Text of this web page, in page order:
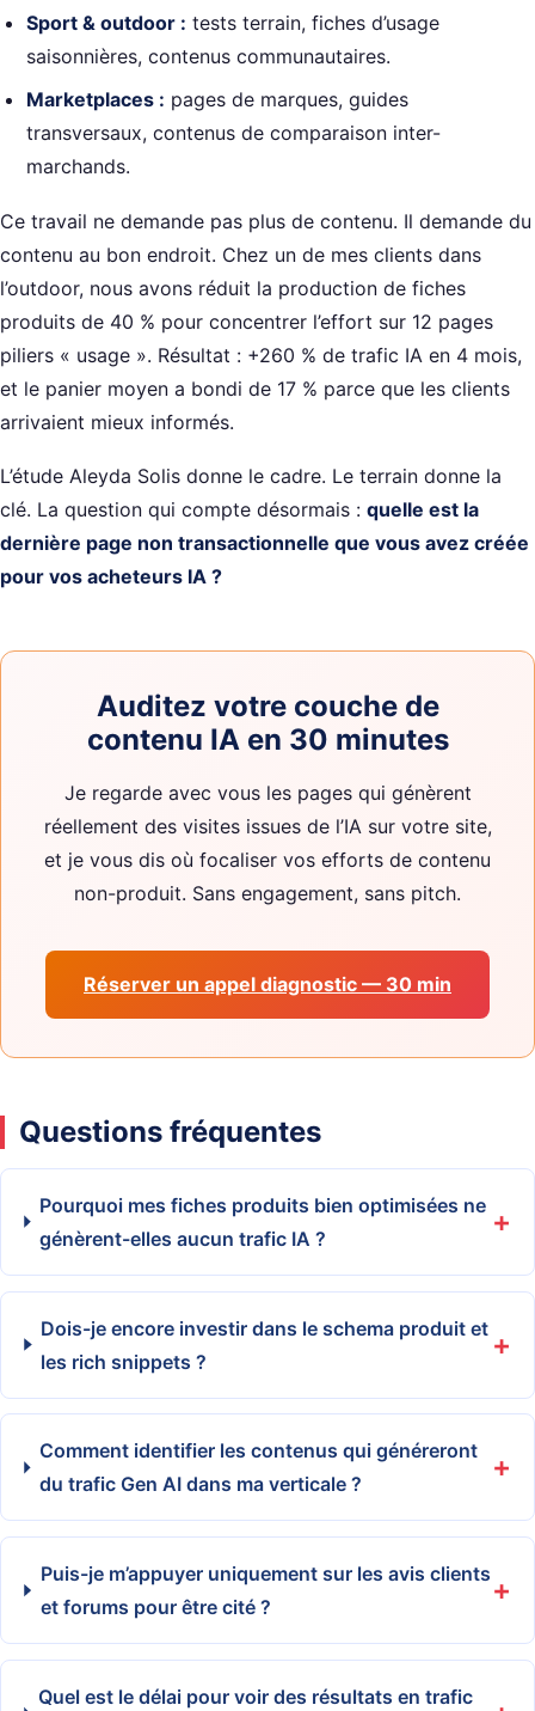
Sport & outdoor : tests terrain, fiches d’usage
saisonnières, contenus communautaires.
Marketplaces : pages de marques, guides
transversaux, contenus de comparaison inter-
marchands.
Ce travail ne demande pas plus de contenu. Il demande du
contenu au bon endroit. Chez un de mes clients dans
l’outdoor, nous avons réduit la production de fiches
produits de 40 % pour concentrer l’effort sur 12 pages
piliers « usage ». Résultat : +260 % de trafic IA en 4 mois,
et le panier moyen a bondi de 17 % parce que les clients
arrivaient mieux informés.
L’étude Aleyda Solis donne le cadre. Le terrain donne la
clé. La question qui compte désormais : quelle est la
dernière page non transactionnelle que vous avez créée
pour vos acheteurs IA ?
Auditez votre couche de
contenu IA en 30 minutes
Je regarde avec vous les pages qui génèrent
réellement des visites issues de l’IA sur votre site,
et je vous dis où focaliser vos efforts de contenu
non-produit. Sans engagement, sans pitch.
Réserver un appel diagnostic — 30 min
Questions fréquentes
Pourquoi mes fiches produits bien optimisées ne
génèrent-elles aucun trafic IA ?
Dois-je encore investir dans le schema produit et
les rich snippets ?
Comment identifier les contenus qui généreront
du trafic Gen AI dans ma verticale ?
Puis-je m’appuyer uniquement sur les avis clients
et forums pour être cité ?
Quel est le délai pour voir des résultats en trafic